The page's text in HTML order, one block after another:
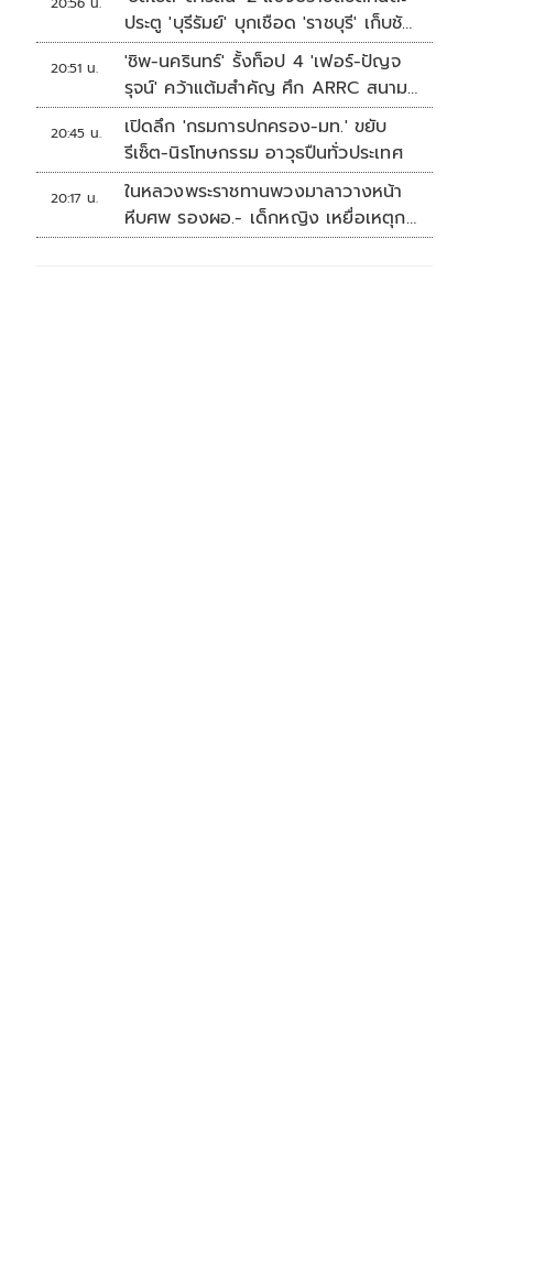
ประตู 'บุรีรัมย์' บุกเชือด 'ราชบุรี' เก็บชัย
อุ่นเครื่อง 4 นัดรวด
20:51 น.
'ชิพ-นครินทร์' รั้งท็อป 4 'เฟอร์-ปัญจ
รุจน์' คว้าแต้มสำคัญ ศึก ARRC สนาม
4 เรซ 2
20:45 น.
เปิดลึก 'กรมการปกครอง-มท.' ขยับ
รีเซ็ต-นิรโทษกรรม อาวุธปืนทั่วประเทศ
20:17 น.
ในหลวงพระราชทานพวงมาลาวางหน้า
หีบศพ รองผอ.- เด็กหญิง เหยื่อเหตุก
ราดยิง